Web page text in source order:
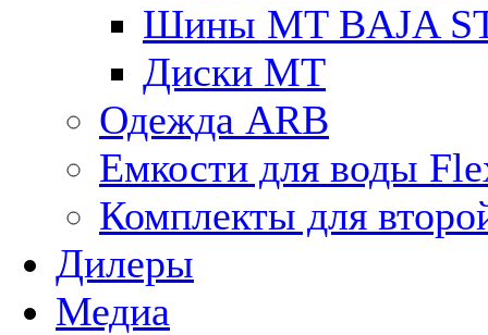
Шины MT BAJA
Диски MT
Одежда ARB
Емкости для воды
Комплекты для
Дилеры
Медиа